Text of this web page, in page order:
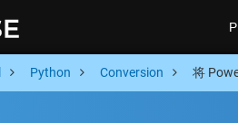
Python Conversion 将